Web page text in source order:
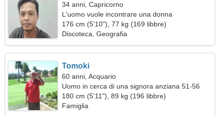
34 anni, Capricorno
L'uomo vuole incontrare una donna
176 cm (5'10"), 77 kg (169 libbre)
Discoteca, Geografia
Tomoki
60 anni, Acquario
Uomo in cerca di una signora anziana 51-56
180 cm (5'11"), 89 kg (196 libbre)
Famiglia